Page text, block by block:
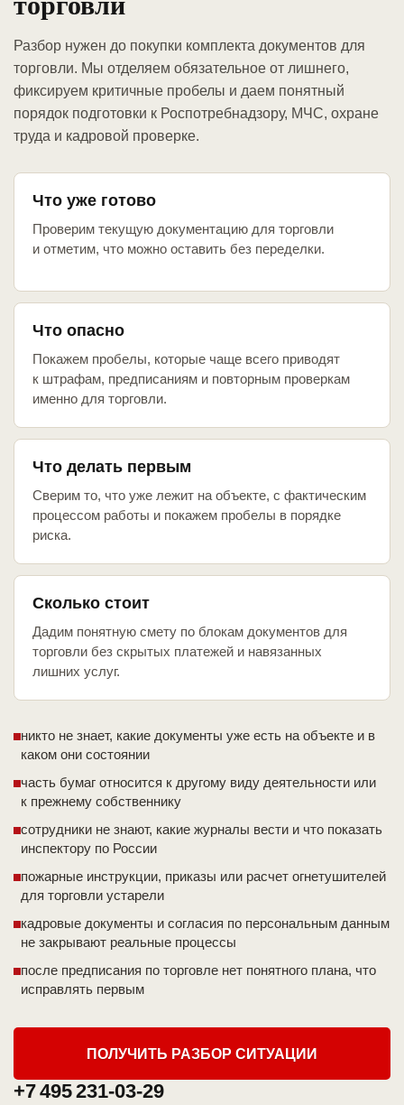
Разбор нужен до покупки комплекта документов для
торговли. Мы отделяем обязательное от лишнего,
фиксируем критичные пробелы и даем понятный
порядок подготовки к Роспотребнадзору, МЧС, охране
труда и кадровой проверке.
Что уже готово
Проверим текущую документацию для торговли
и отметим, что можно оставить без переделки.
Что опасно
Покажем пробелы, которые чаще всего приводят
к штрафам, предписаниям и повторным проверкам
именно для торговли.
Что делать первым
Сверим то, что уже лежит на объекте, с фактическим
процессом работы и покажем пробелы в порядке
риска.
Сколько стоит
Дадим понятную смету по блокам документов для
торговли без скрытых платежей и навязанных
лишних услуг.
никто не знает, какие документы уже есть на объекте и в
каком они состоянии
часть бумаг относится к другому виду деятельности или
к прежнему собственнику
сотрудники не знают, какие журналы вести и что показать
инспектору по России
пожарные инструкции, приказы или расчет огнетушителей
для торговли устарели
кадровые документы и согласия по персональным данным
не закрывают реальные процессы
после предписания по торговле нет понятного плана, что
исправлять первым
ПОЛУЧИТЬ РАЗБОР СИТУАЦИИ
+7 495 231-03-29